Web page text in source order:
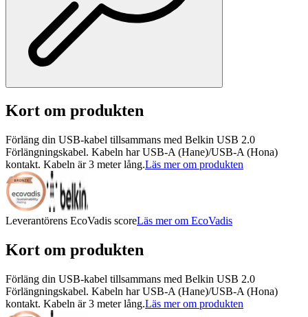
Kort om produkten
Förläng din USB-kabel tillsammans med Belkin USB 2.0
Förlängningskabel. Kabeln har USB-A (Hane)/USB-A (Hona)
kontakt. Kabeln är 3 meter lång.Läs mer om produkten
Leverantörens EcoVadis scoreLäs mer om EcoVadis
Kort om produkten
Förläng din USB-kabel tillsammans med Belkin USB 2.0
Förlängningskabel. Kabeln har USB-A (Hane)/USB-A (Hona)
kontakt. Kabeln är 3 meter lång.Läs mer om produkten